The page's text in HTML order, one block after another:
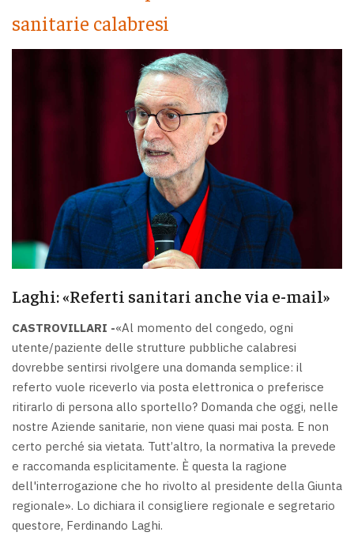
sanitarie calabresi
Laghi: «Referti sanitari anche via e-mail»
CASTROVILLARI -«Al momento del congedo, ogni
utente/paziente delle strutture pubbliche calabresi
dovrebbe sentirsi rivolgere una domanda semplice: il
referto vuole riceverlo via posta elettronica o preferisce
ritirarlo di persona allo sportello? Domanda che oggi, nelle
nostre Aziende sanitarie, non viene quasi mai posta. E non
certo perché sia vietata. Tutt’altro, la normativa la prevede
e raccomanda esplicitamente. È questa la ragione
dell'interrogazione che ho rivolto al presidente della Giunta
regionale». Lo dichiara il consigliere regionale e segretario
questore, Ferdinando Laghi.